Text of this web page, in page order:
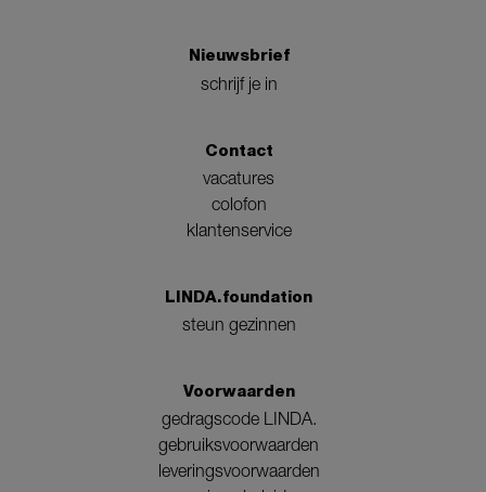
Nieuwsbrief
schrijf je in
Contact
vacatures
colofon
klantenservice
LINDA.foundation
steun gezinnen
Voorwaarden
gedragscode LINDA.
gebruiksvoorwaarden
leveringsvoorwaarden